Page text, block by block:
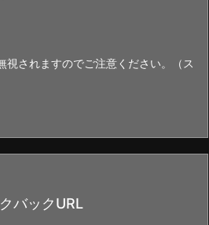
視されますのでご注意ください。（ス
バックURL